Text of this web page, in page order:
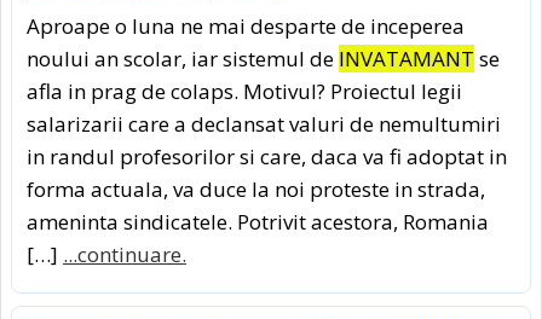
Aproape o luna ne mai desparte de inceperea
noului an scolar, iar sistemul de INVATAMANT se
afla in prag de colaps. Motivul? Proiectul legii
salarizarii care a declansat valuri de nemultumiri
in randul profesorilor si care, daca va fi adoptat in
forma actuala, va duce la noi proteste in strada,
ameninta sindicatele. Potrivit acestora, Romania
[…] ...continuare.